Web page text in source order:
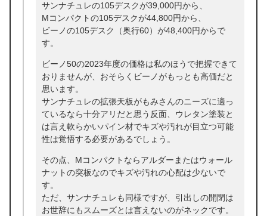
サンナチュレの105デスクが39,000円から、
Mコンパクトの105デスクが44,800円から、
ビーノの105デスク（奥行60）が48,400円からで
す。
ビーノ50の2023年度の価格は私のほうで把握できて
おりませんが、おそらくビーノがもっとも高価だと
思います。
サンナチュレの拡張天板がもみさんのニーズに適っ
ているなら十分アリだと思う反面、ウレタン塗装と
は言え軟らかいパイン材でキズや汚れが目立つ可能
性は覚悟する必要があるでしょう。
その点、Mコンパクトならアルダーまたはウォール
ナットの突板なのでキズや汚れの心配は少ないで
す。
ただ、サンナチュレも同様ですが、引出しの開閉は
お世辞にもスムーズとは言えないのがネックです。